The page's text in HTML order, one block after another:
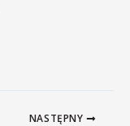
NASTĘPNY